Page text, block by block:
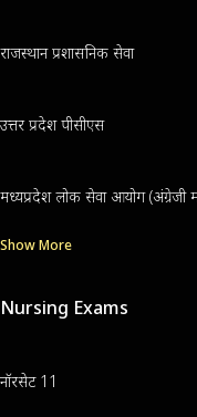
राजस्थान प्रशासनिक सेवा
उत्तर प्रदेश पीसीएस
मध्यप्रदेश लोक सेवा आयोग (अंग्रेजी
Show More
Nursing Exams
नॉरसेट 11